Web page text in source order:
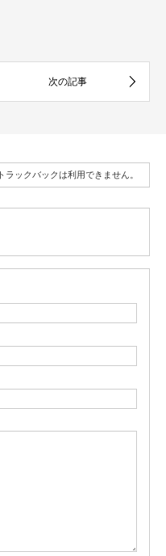
トラックバックは利用できません。